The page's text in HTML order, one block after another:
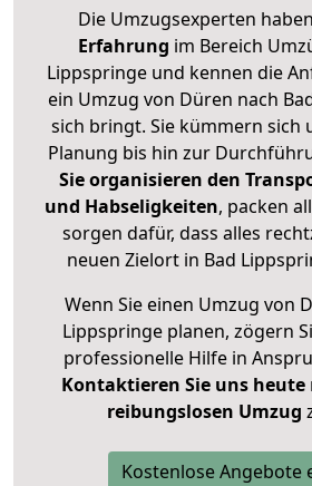
Die Umzugsexperten haben
Erfahrung im Bereich
Lippspringe und kennen die
ein Umzug von Düren nach
sich bringt. Sie kümmern sich
Planung bis hin zur
Sie organisieren den
und Habseligkeiten, packen
sorgen dafür, dass alles
neuen Zielort in Bad
Wenn Sie einen Umzug von
Lippspringe planen, zögern
professionelle Hilfe in
Kontaktieren Sie uns heute
reibungslosen Umzug
Kostenlose Angebote